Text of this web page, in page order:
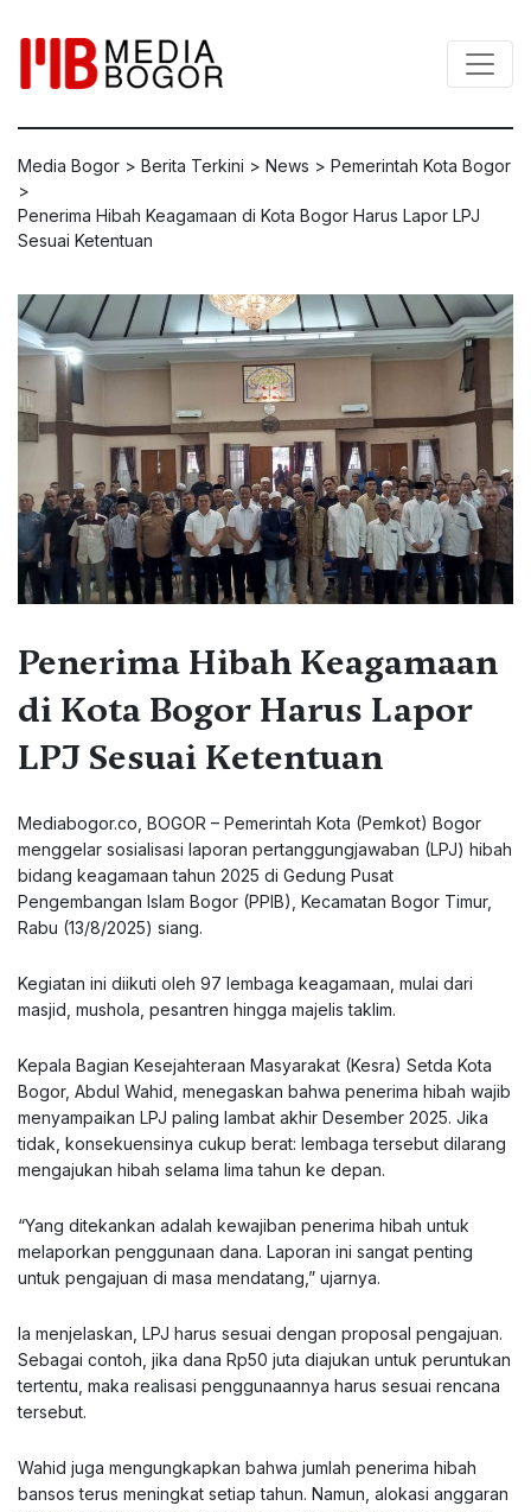
Media Bogor > Berita Terkini > News > Pemerintah Kota Bogor
>
Penerima Hibah Keagamaan di Kota Bogor Harus Lapor LPJ
Sesuai Ketentuan
Penerima Hibah Keagamaan
di Kota Bogor Harus Lapor
LPJ Sesuai Ketentuan
Mediabogor.co, BOGOR – Pemerintah Kota (Pemkot) Bogor
menggelar sosialisasi laporan pertanggungjawaban (LPJ) hibah
bidang keagamaan tahun 2025 di Gedung Pusat
Pengembangan Islam Bogor (PPIB), Kecamatan Bogor Timur,
Rabu (13/8/2025) siang.
Kegiatan ini diikuti oleh 97 lembaga keagamaan, mulai dari
masjid, mushola, pesantren hingga majelis taklim.
Kepala Bagian Kesejahteraan Masyarakat (Kesra) Setda Kota
Bogor, Abdul Wahid, menegaskan bahwa penerima hibah wajib
menyampaikan LPJ paling lambat akhir Desember 2025. Jika
tidak, konsekuensinya cukup berat: lembaga tersebut dilarang
mengajukan hibah selama lima tahun ke depan.
“Yang ditekankan adalah kewajiban penerima hibah untuk
melaporkan penggunaan dana. Laporan ini sangat penting
untuk pengajuan di masa mendatang,” ujarnya.
Ia menjelaskan, LPJ harus sesuai dengan proposal pengajuan.
Sebagai contoh, jika dana Rp50 juta diajukan untuk peruntukan
tertentu, maka realisasi penggunaannya harus sesuai rencana
tersebut.
Wahid juga mengungkapkan bahwa jumlah penerima hibah
bansos terus meningkat setiap tahun. Namun, alokasi anggaran